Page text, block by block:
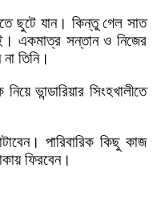
ছুটে যান। কিন্তু গেল সাত
একমাত্র সন্তান ও নিজের
তিনি।
ভান্ডারিয়ার সিংহখালীতে
পারিবারিক কিছু কাজ
ফিরবেন।